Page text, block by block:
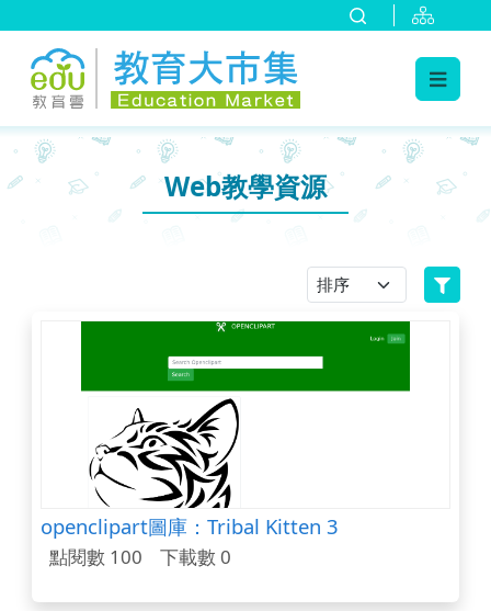
::: Web教學資源
openclipart圖庫：Tribal Kitten 3
點閱數 100 下載數 0